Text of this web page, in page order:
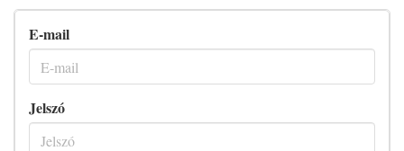
E-mail
Jelszó